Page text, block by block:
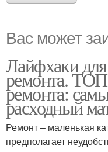
Вас может
Лайфхаки для
ремонта. ТОП
ремонта:
расходный
Ремонт – маленькая
предполагает